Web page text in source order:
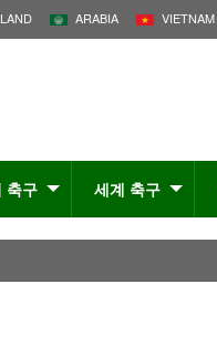
ARABIA VIETNAM
축구 세계 축구